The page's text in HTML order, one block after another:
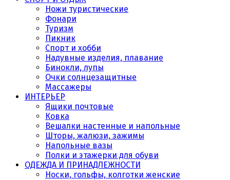
Ножи туристические
Фонари
Туризм
Пикник
Спорт и хобби
Надувные изделия, плавание
Бинокли, лупы
Очки солнцезащитные
Массажеры
ИНТЕРЬЕР
Ящики почтовые
Ковка
Вешалки настенные и напольные
Шторы, жалюзи, зажимы
Напольные вазы
Полки и этажерки для обуви
ОДЕЖДА И ПРИНАДЛЕЖНОСТИ
Носки, гольфы, колготки женские